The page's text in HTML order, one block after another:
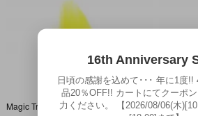
Magic Troll/マジックトロール・Applause/アプローズ・イエロー/ソフビ/舌出し・ブロック無し
16th Anniversary
日頃の感謝を込めて･･･ 年に1度!!
品20％OFF!! カートにてクーポ
力ください。 【2026/08/06(木